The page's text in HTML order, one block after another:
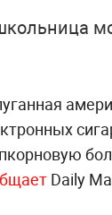
Daily